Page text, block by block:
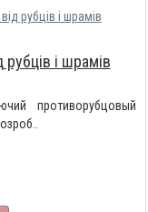
і шрамів
противорубцовый